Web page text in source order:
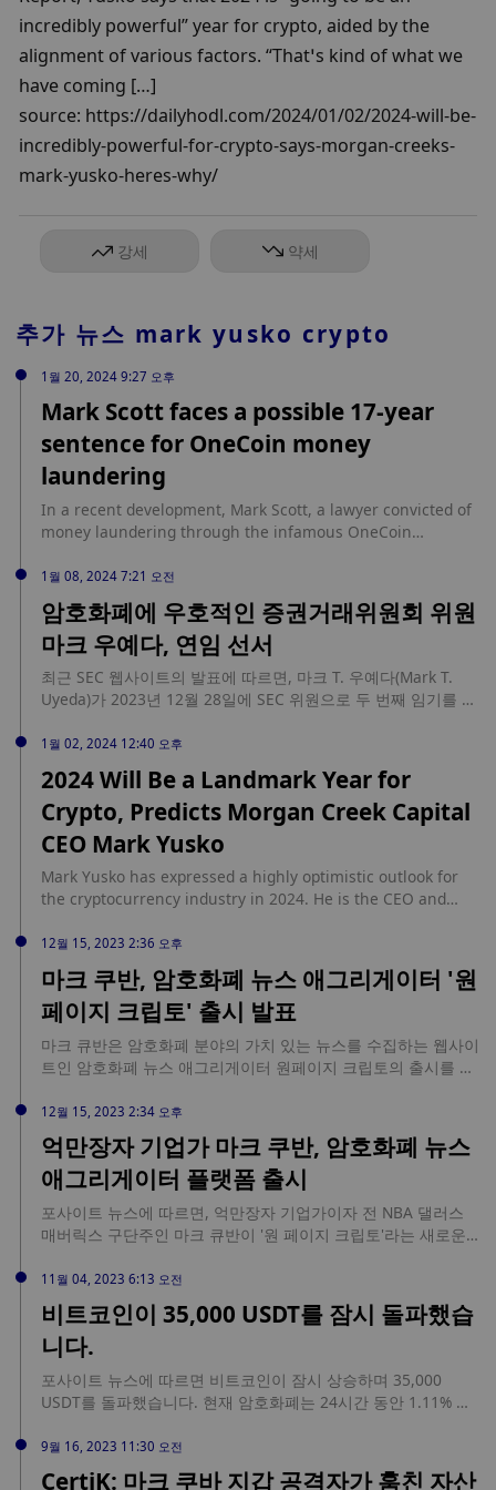
incredibly powerful” year for crypto, aided by the
alignment of various factors. “That’s kind of what we
have coming […]
source: https://dailyhodl.com/2024/01/02/2024-will-be-
incredibly-powerful-for-crypto-says-morgan-creeks-
mark-yusko-heres-why/
강세 약세
추가 뉴스 mark yusko crypto
1월 20, 2024 9:27 오후
Mark Scott faces a possible 17-year
sentence for OneCoin money
laundering
In a recent development, Mark Scott, a lawyer convicted of
money laundering through the infamous OneCoin
substantial prison sentence. The United States Attorney’s
Office has recommended a minimum 17-year prison term,
while Scott’s legal team proposed a considerably shorter
five-year sentence. This divergence in sentencing
proposals... source: https://www.cryptopolitan.com/mark-
scott-faces-a-possible-17-year-sentence/
1월 08, 2024 7:21 오전
암호화폐에 우호적인 증권거래위원회 위원
마크 우예다, 연임 선서
최근 SEC 웹사이트의 발표에 따르면, 마크 T. 우예다(Mark T.
Uyeda)가 2023년 12월 28일에 SEC 위원으로 두 번째 임기를 시
크 우예다는 2006년부터 2022년까지 SEC에서 제이 클레이튼 전
위원장의 수석 고문, 마이클 피와와르 위원장 직무대행의 수석
고문, 폴 피와와르 위원장의 법률 고문 등 다양한 직책을 역임했
습니다. 마크 우예다의 재임명이 비트코인 현물 ETF 승인에 도움
이 될지는 불분명합니다. 마크 우예다는 암호화폐 업계에 우호적
인 인물로 알려져 있으며, SEC가 암호화폐에 대한 규제 프레임워
크를 개발해야 한다고 주장한 바 있습니다. 지난 8월, 또 다른 암
호화폐 친화적인 SEC 위원인 헤스터 피어스와 마크 우예다는 대
부분적으로 하우이 테스트의 적용에 동의하지 않는다고 문제를
제기한 바 있습니다.
1월 02, 2024 12:40 오후
2024 Will Be a Landmark Year for
Crypto, Predicts Morgan Creek Capital
CEO Mark Yusko
Mark Yusko has expressed a highly optimistic outlook for
the cryptocurrency industry in 2024. He is the CEO and
Management, an investment management firm that he
founded. In a recent interview on the YouTube series “The
Dales Report,” Yusko highlighted several key factors that he
believes will contribute […] source:
landmark-year-for-crypto-predicts-morgan-creek-capital-ceo-
mark-yusko/
12월 15, 2023 2:36 오후
마크 쿠반, 암호화폐 뉴스 애그리게이터 '원
페이지 크립토' 출시 발표
마크 큐반은 암호화폐 분야의 가치 있는 뉴스를 수집하는 웹사이
트인 암호화폐 뉴스 애그리게이터 원페이지 크립토의 출시를 발
12월 15, 2023 2:34 오후
억만장자 기업가 마크 쿠반, 암호화폐 뉴스
애그리게이터 플랫폼 출시
포사이트 뉴스에 따르면, 억만장자 기업가이자 전 NBA 댈러스
매버릭스 구단주인 마크 큐반이 '원 페이지 크립토'라는 새로운
플랫폼은 코인데스크, 더블록, 블록웍스 등 다양한 암호화폐 및
블록체인 미디어 소스의 정보를 통합하여 사용자에게 업계 최신
동향을 파악할 수 있는 종합적이고 편리한 방법을 제공하는 것을
목표로 합니다. 마크 큐반은 최근 몇 년 동안 다양한 블록체인 프
폐 분야에 대한 참여가 증가하고 있습니다. 원페이지 크립토의
출시는 이 분야에 대한 그의 헌신과 다양한 산업을 혁신할 수 있
플랫폼은 디지털 자산 및 블록체인 기술 세계의 최신 뉴스와 인
사이트를 원스톱으로 제공하는 플랫폼으로, 초보자와 숙련된 암
11월 04, 2023 6:13 오전
비트코인이 35,000 USDT를 잠시 돌파했습
니다.
포사이트 뉴스에 따르면 비트코인이 잠시 상승하며 35,000
USDT를 돌파했습니다. 현재 암호화폐는 24시간 동안 1.11% 상
9월 16, 2023 11:30 오전
CertiK: 마크 쿠바 지갑 공격자가 훔친 자산